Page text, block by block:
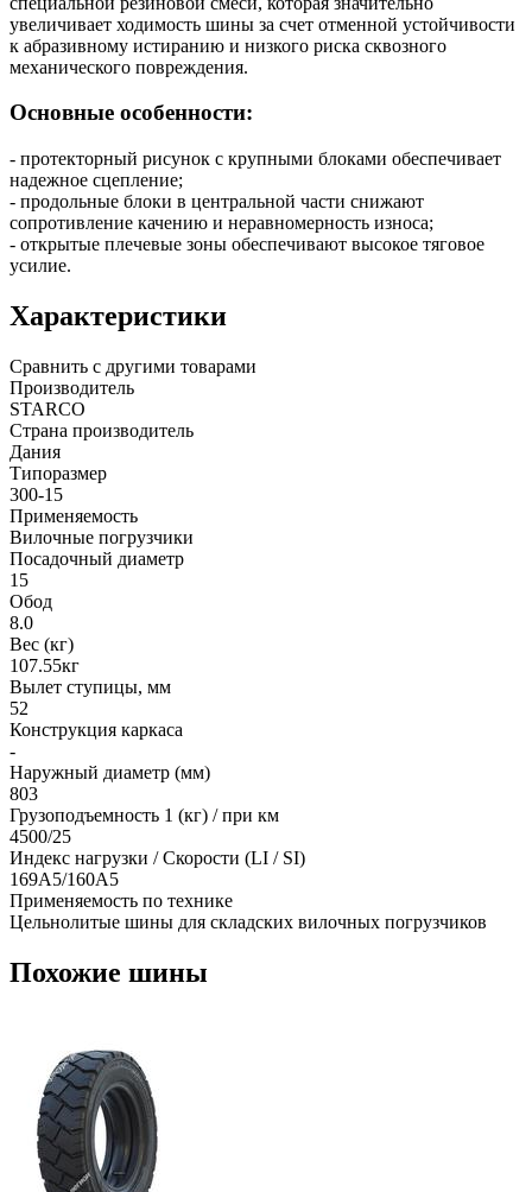
увеличивает ходимость шины за счет отменной устойчивости
к абразивному истиранию и низкого риска сквозного
механического повреждения.
Основные особенности:
- протекторный рисунок с крупными блоками обеспечивает
надежное сцепление;
- продольные блоки в центральной части снижают
сопротивление качению и неравномерность износа;
- открытые плечевые зоны обеспечивают высокое тяговое
усилие.
Характеристики
Сравнить с другими товарами
Производитель
STARCO
Страна производитель
Дания
Типоразмер
300-15
Применяемость
Вилочные погрузчики
Посадочный диаметр
15
Обод
8.0
Вес (кг)
107.55кг
Вылет ступицы, мм
52
Конструкция каркаса
-
Наружный диаметр (мм)
803
Грузоподъемность 1 (кг) / при км
4500/25
Индекс нагрузки / Скорости (LI / SI)
169A5/160A5
Применяемость по технике
Цельнолитые шины для складских вилочных погрузчиков
Похожие шины